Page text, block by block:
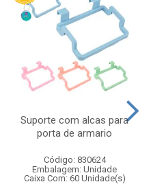
Suporte com alcas para
porta de armario
Código: 830624
Embalagem: Unidade
Caixa Com: 60 Unidade(s)